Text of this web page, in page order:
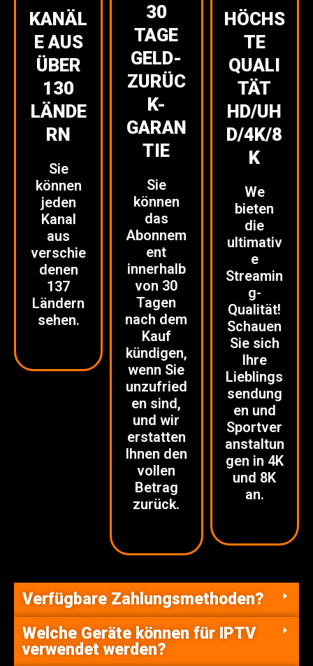
KANÄL
E AUS
ÜBER
130
LÄNDE
RN
Sie
können
jeden
Kanal
aus
verschie
denen
137
Ländern
sehen.
30
TAGE
GELD-
ZURÜC
K-
GARAN
TIE
Sie
können
das
Abonnem
ent
innerhalb
von 30
Tagen
nach dem
Kauf
kündigen,
wenn Sie
unzufried
en sind,
und wir
erstatten
Ihnen den
vollen
Betrag
zurück.
HÖCHS
TE
QUALI
TÄT
HD/UH
D/4K/8
K
We
bieten
die
ultimativ
e
Streamin
g-
Qualität!
Schauen
Sie sich
Ihre
Lieblings
sendung
en und
Sportver
anstaltun
gen in 4K
und 8K
an.
Verfügbare Zahlungsmethoden?
Welche Geräte können für IPTV
verwendet werden?